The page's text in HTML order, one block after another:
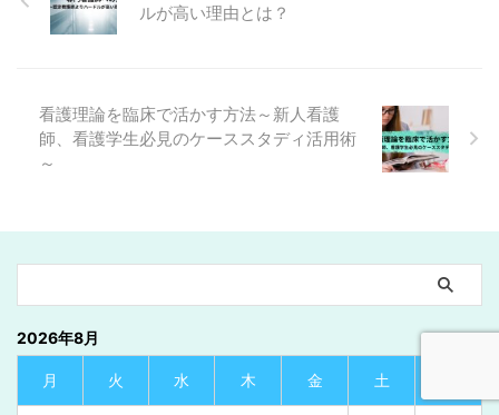
ルが高い理由とは？
看護理論を臨床で活かす方法～新人看護
師、看護学生必見のケーススタディ活用術
～
2026年8月
月 火 水 木 金 土